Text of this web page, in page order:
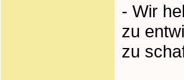
- Wir
zu
zu